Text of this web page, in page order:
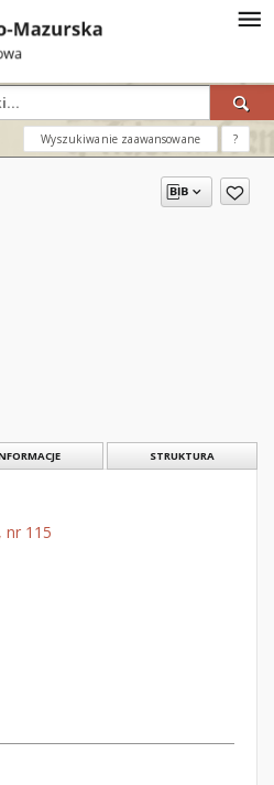
Wyszukiwanie zaawansowane ?
STRUKTURA
nr 115